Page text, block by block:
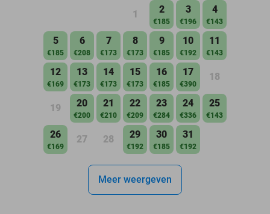
1 2
€185
3
€196
4
€143
5
€185
6
€208
7
€173
8
€173
9
€185
10
€192
11
€143
12
€169
13
€173
14
€173
15
€173
16
€185
17
€390
18
19 20
€200
21
€210
22
€209
23
€284
24
€336
25
€143
26
€169
27 28 29
€192
30
€185
31
€192
Meer weergeven